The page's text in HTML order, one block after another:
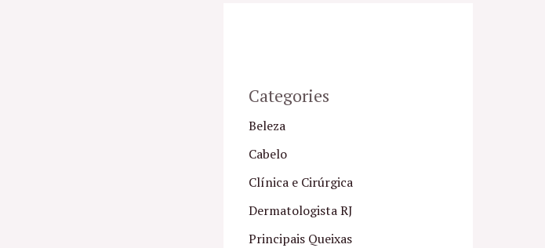
Categories
Beleza
Cabelo
Clínica e Cirúrgica
Dermatologista RJ
Principais Queixas